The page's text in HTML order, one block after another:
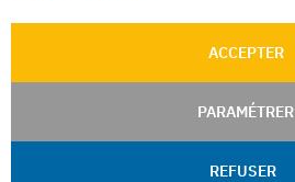
ACCEPTER
PARAMÉTRER
REFUSER